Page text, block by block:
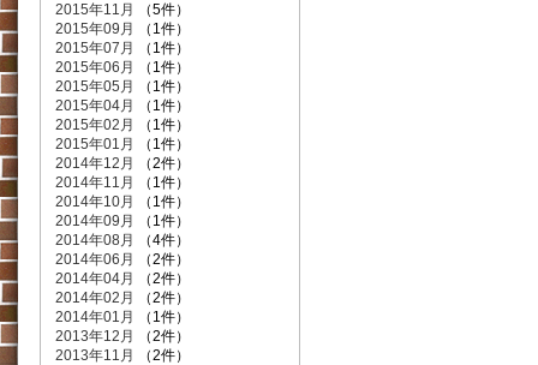
2015年11月
（5件）
2015年09月
（1件）
2015年07月
（1件）
2015年06月
（1件）
2015年05月
（1件）
2015年04月
（1件）
2015年02月
（1件）
2015年01月
（1件）
2014年12月
（2件）
2014年11月
（1件）
2014年10月
（1件）
2014年09月
（1件）
2014年08月
（4件）
2014年06月
（2件）
2014年04月
（2件）
2014年02月
（2件）
2014年01月
（1件）
2013年12月
（2件）
2013年11月
（2件）